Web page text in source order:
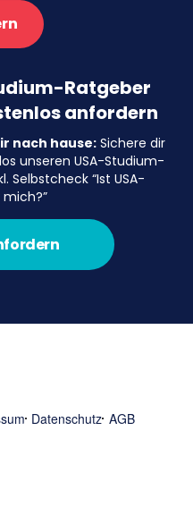
Ratgeber
anfordern
nach hause: Sichere dir
unseren USA-Studium-
Selbstcheck “Ist USA-
Datenschutz AGB